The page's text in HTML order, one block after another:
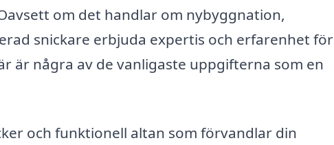
om det handlar om nybyggnation,
snickare erbjuda expertis och erfarenhet för
är några av de vanligaste uppgifterna som en
och funktionell altan som förvandlar din